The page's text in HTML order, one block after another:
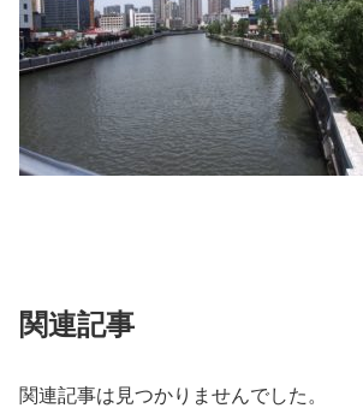
関連記事
関連記事は見つかりませんでした。